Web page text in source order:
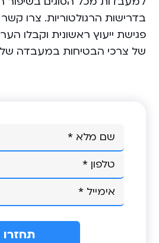
בדרישות הרגולטוריות. צרו
פגישת ייעוץ ראשונית וקבלו
של צרכי הבטיחות במעבדה